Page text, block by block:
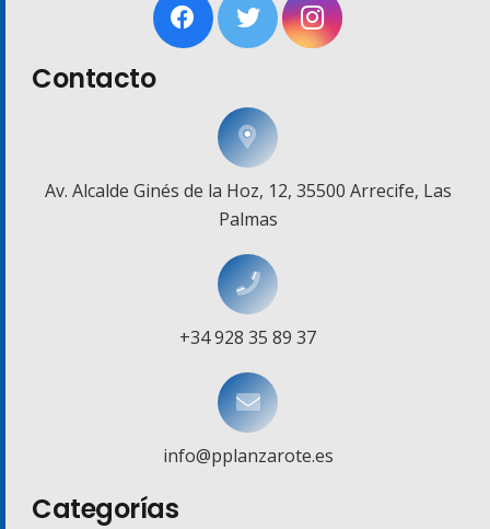
Contacto
Av. Alcalde Ginés de la Hoz, 12, 35500 Arrecife, Las
Palmas
+34 928 35 89 37
info@pplanzarote.es
Categorías